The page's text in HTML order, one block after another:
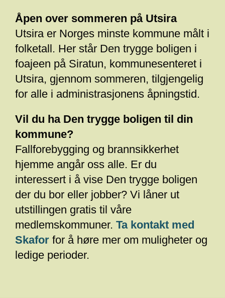
Åpen over sommeren på Utsira
Utsira er Norges minste kommune målt i
folketall. Her står Den trygge boligen i
foajeen på Siratun, kommunesenteret i
Utsira, gjennom sommeren, tilgjengelig
for alle i administrasjonens åpningstid.
Vil du ha Den trygge boligen til din
kommune?
Fallforebygging og brannsikkerhet
hjemme angår oss alle. Er du
interessert i å vise Den trygge boligen
der du bor eller jobber? Vi låner ut
utstillingen gratis til våre
medlemskommuner. Ta kontakt med
Skaforfor å høre mer om muligheter og
ledige perioder.